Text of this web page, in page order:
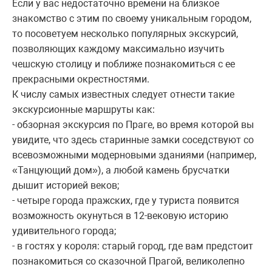
Если у вас недостаточно времени на близкое
знакомство с этим по своему уникальным городом,
то посоветуем несколько популярных экскурсий,
позволяющих каждому максимально изучить
чешскую столицу и поближе познакомиться с ее
прекрасными окрестностями.
К числу самых известных следует отнести такие
экскурсионные маршруты как:
- обзорная экскурсия по Праге, во время которой вы
увидите, что здесь старинные замки соседствуют со
всевозможными модерновыми зданиями (например,
«Танцующий дом»), а любой камень брусчатки
дышит историей веков;
- четыре города пражских, где у туриста появится
возможность окунуться в 12-вековую историю
удивительного города;
- в гостях у короля: старый город, где вам предстоит
познакомиться со сказочной Прагой, великолепно